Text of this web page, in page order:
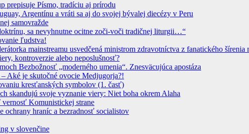
prepisuje Písmo, tradíciu aj prírodu
Argentínu a vráti sa aj do svojej bývalej diecézy v Peru
samovražde
sa nevyhnutne ocitne zoči-voči tradičnej liturgii…“
ľudstva!
mainstreamu usvedčená ministrom zdravotníctva z fanatického
kontroverzie alebo neposlušnosť?
Bezbožnosť „moderného umenia“. Znesväcujúca apostáza
Aké je skutočné ovocie Medjugorja?!
kresťanských symbolov (1. časť)
skandujú svoje vyznanie viery: Niet boha okrem Alaha
Komunistickej strane
ochrany hraníc a bezradnosť socialistov
v slovenčine